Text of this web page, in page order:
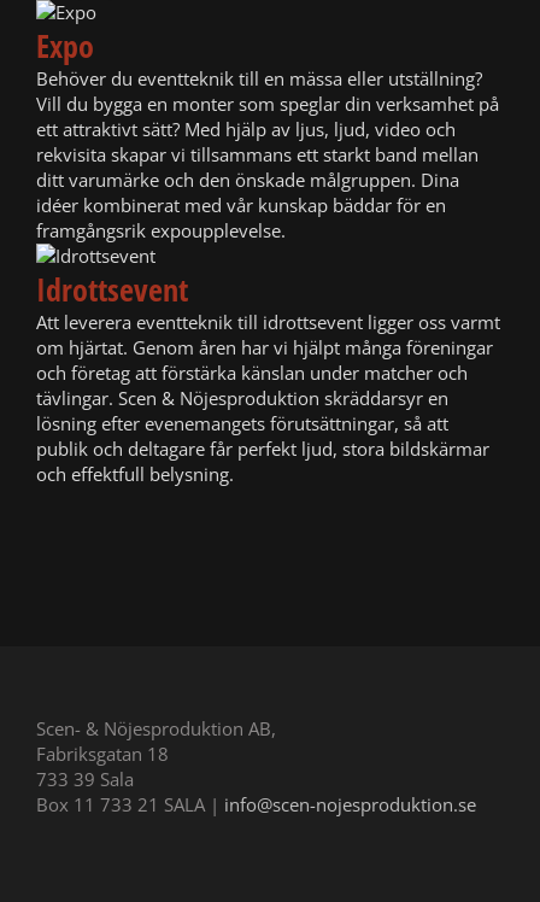
Expo
Behöver du eventteknik till en mässa eller utställning?
Vill du bygga en monter som speglar din verksamhet på
ett attraktivt sätt? Med hjälp av ljus, ljud, video och
rekvisita skapar vi tillsammans ett starkt band mellan
ditt varumärke och den önskade målgruppen. Dina
idéer kombinerat med vår kunskap bäddar för en
framgångsrik expoupplevelse.
Idrottsevent
Att leverera eventteknik till idrottsevent ligger oss varmt
om hjärtat. Genom åren har vi hjälpt många föreningar
och företag att förstärka känslan under matcher och
tävlingar. Scen & Nöjesproduktion skräddarsyr en
lösning efter evenemangets förutsättningar, så att
publik och deltagare får perfekt ljud, stora bildskärmar
och effektfull belysning.
Scen- & Nöjesproduktion AB,
Fabriksgatan 18
733 39 Sala
Box 11 733 21 SALA | info@scen-nojesproduktion.se